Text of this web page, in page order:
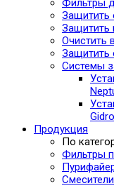
Фильтры
Защитить
Защитить
Очистить
Защитить
Системы
Продукция
По
Фильтры
Смесители